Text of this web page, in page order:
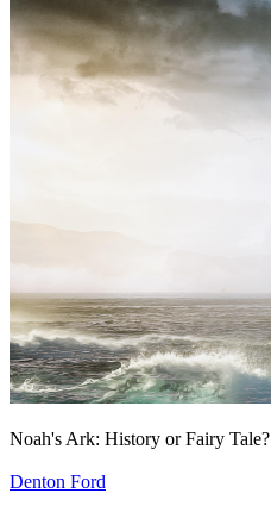
Noah's Ark: History or Fairy Tale?
Denton Ford